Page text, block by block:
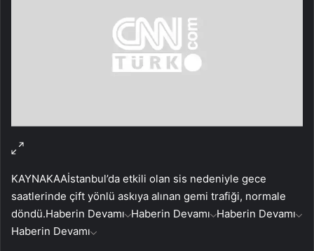
KAYNAKAAİstanbul’da etkili olan sis nedeniyle gece
saatlerinde çift yönlü askıya alınan gemi trafiği, normale
döndü.Haberin Devamı Haberin Devamı Haberin Devamı
Haberin Devamı